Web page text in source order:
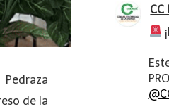
de la
CC